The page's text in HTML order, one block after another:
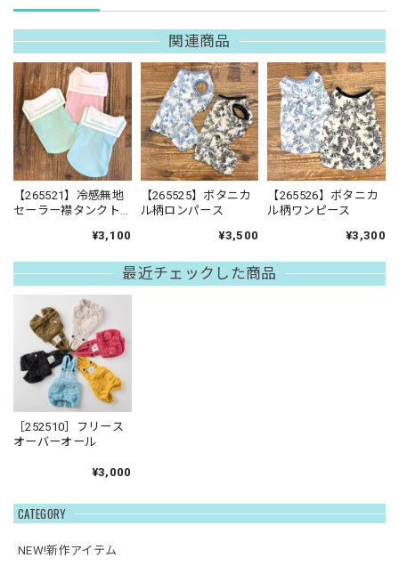
CATEGORY
NEW!新作アイテム
関連商品
【265521】冷感無地
セーラー襟タンクト
¥3,100
【265525】ボタニカ
ル柄ロンパース
¥3,500
【265526】ボタニカ
ル柄ワンピース
¥3,300
最近チェックした商品
［252510］フリース
オーバーオール
¥3,000